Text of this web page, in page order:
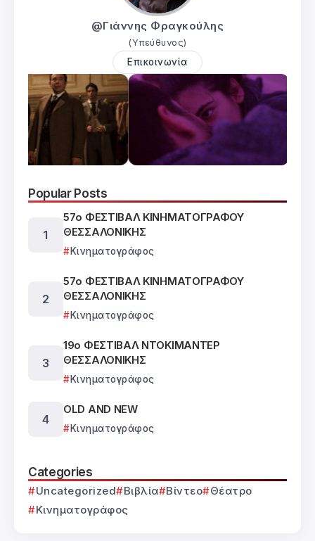
@Γιάννης Φραγκούλης
(Υπεύθυνος)
Επικοινωνία
Popular Posts
57ο ΦΕΣΤΙΒΑΛ ΚΙΝΗΜΑΤΟΓΡΑΦΟΥ
ΘΕΣΣΑΛΟΝΙΚΗΣ
Κινηματογράφος
57ο ΦΕΣΤΙΒΑΛ ΚΙΝΗΜΑΤΟΓΡΑΦΟΥ
ΘΕΣΣΑΛΟΝΙΚΗΣ
Κινηματογράφος
19ο ΦΕΣΤΙΒΑΛ ΝΤΟΚΙΜΑΝΤΕΡ
ΘΕΣΣΑΛΟΝΙΚΗΣ
Κινηματογράφος
OLD AND NEW
Κινηματογράφος
Categories
Uncategorized Βιβλία Βίντεο
Θέατρο
Κινηματογράφος